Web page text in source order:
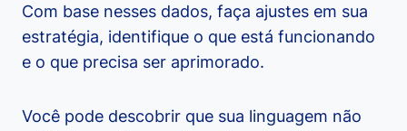
Com base nesses dados, faça ajustes em sua
estratégia, identifique o que está funcionando
e o que precisa ser aprimorado.
Você pode descobrir que sua linguagem não